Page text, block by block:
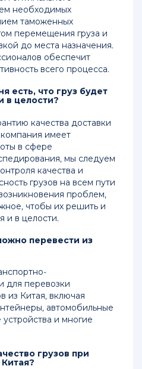
необходимых
таможенных
перемещения груза и
до места назначения.
обеспечит
всего процесса.
есть, что груз будет
в целости?
качества доставки
имеет
в сфере
мы следуем
качества и
грузов на всем пути
проблем,
чтобы их решить и
и в целости.
перевести из
для перевозки
из Китая, включая
автомобильные
и многие
грузов при